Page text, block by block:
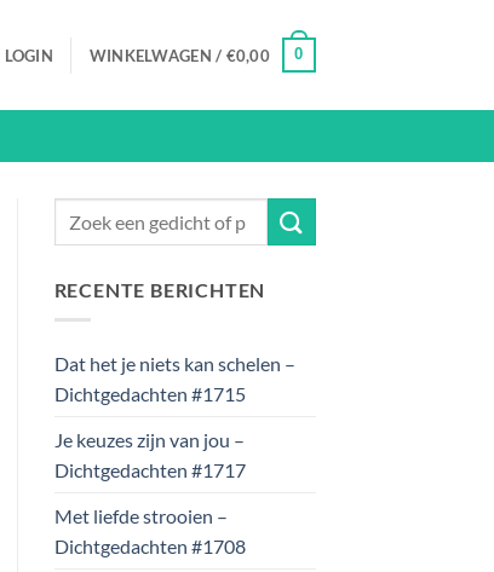
LOGIN WINKELWAGEN / €0,00 0
RECENTE BERICHTEN
Dat het je niets kan schelen –
Dichtgedachten #1715
Je keuzes zijn van jou –
Dichtgedachten #1717
Met liefde strooien –
Dichtgedachten #1708